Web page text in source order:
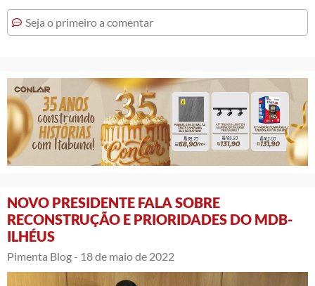
Seja o primeiro a comentar
NOVO PRESIDENTE FALA SOBRE
RECONSTRUÇÃO E PRIORIDADES DO MDB-
ILHÉUS
Pimenta Blog - 18 de maio de 2022